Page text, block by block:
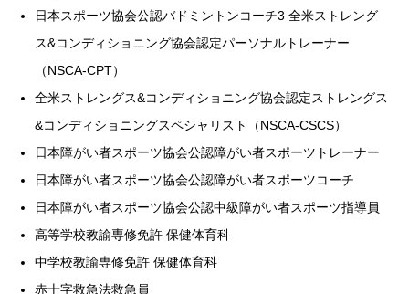
日本スポーツ協会公認バドミントンコーチ3 全米ストレング
ス&コンディショニング協会認定パーソナルトレーナー
（NSCA-CPT）
全米ストレングス&コンディショニング協会認定ストレングス
&コンディショニングスペシャリスト（NSCA-CSCS）
日本障がい者スポーツ協会公認障がい者スポーツトレーナー
日本障がい者スポーツ協会公認障がい者スポーツコーチ
日本障がい者スポーツ協会公認中級障がい者スポーツ指導員
高等学校教諭専修免許 保健体育科
中学校教諭専修免許 保健体育科
赤十字救急法救急員